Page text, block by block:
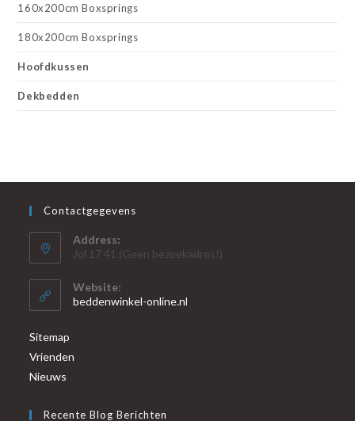
160x200cm Boxsprings
180x200cm Boxsprings
Hoofdkussen
Dekbedden
Contactgegevens
Address:
Jol 17 41 (Geen bezoekadres!)
Website:
beddenwinkel-online.nl
Sitemap
Vrienden
Nieuws
Recente Blog Berichten